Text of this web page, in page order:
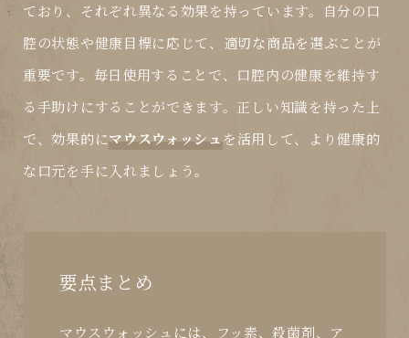
ており、それぞれ異なる効果を持っています。自分の口
腔の状態や健康目標に応じて、適切な商品を選ぶことが
重要です。毎日使用することで、口腔内の健康を維持す
る手助けにすることができます。正しい知識を持った上
で、効果的にマウスウォッシュ を活用して、より健康的
な口元を手に入れましょう。
要点まとめ
マウスウォッシュには、フッ素、殺菌剤、ア